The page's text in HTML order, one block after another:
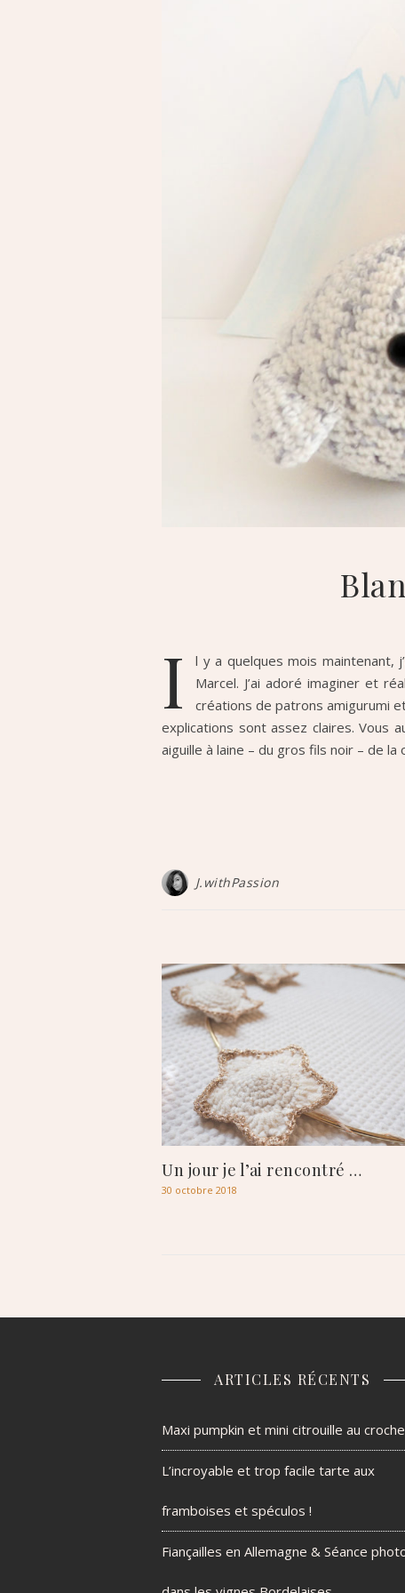
I
l y a quelques mois maintenant,
Marcel. J’ai adoré imaginer et
créations de patrons amigurumi
explications sont assez claires. Vous
aiguille à laine – du gros fils noir – de
J.withPassion
Un jour je l’ai rencontré …
30 octobre 2018
ARTICLES RÉCENTS
Maxi pumpkin et mini citrouille au
L’incroyable et trop facile tarte aux
framboises et spéculos !
Fiançailles en Allemagne & Séance